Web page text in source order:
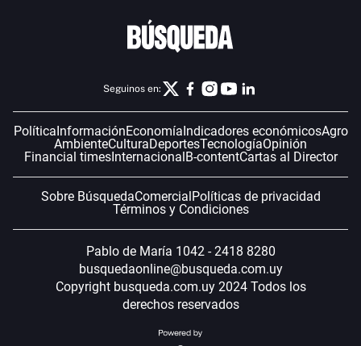
Seguinos en:
PolíticaInformaciónEconomíaIndicadores económicosAgro
AmbienteCulturaDeportesTecnologíaOpinión
Financial timesInternacionalB-contentCartas al Director
Sobre BúsquedaComercialPolíticas de privacidad
Términos y Condiciones
Pablo de María 1042 - 2418 8280
busquedaonline@busqueda.com.uy
Copyright busqueda.com.uy 2024 Todos los
derechos reservados